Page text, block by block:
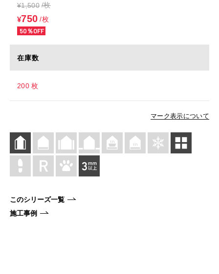
¥1,500 /枚
¥750 /枚
50％OFF
在庫数
200 枚
マーク表示について
このシリーズ一覧
施工事例